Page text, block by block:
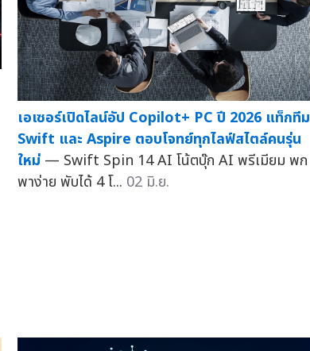
เอเซอร์เปิดไลน์อัป Copilot+ PC ปี 2026 แท็กทีม
Swift และ Aspire ตอบโจทย์ทุกไลฟ์สไตล์คนรุ่น
ใหม่ — Swift Spin 14 AI โน้ตบุ๊ก AI พรีเมียม พก
พาง่าย พับได้ 4 โ... 02 มิ.ย.